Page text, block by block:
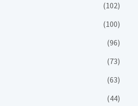
(102)
(100)
(96)
(73)
(63)
(44)